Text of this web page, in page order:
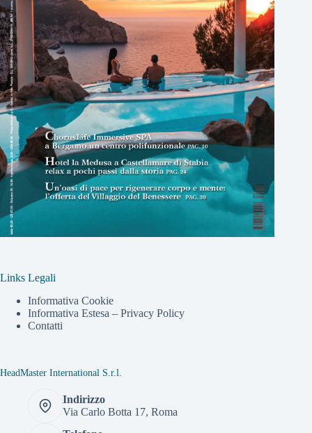
Links Legali
Informativa Cookie
Informativa Estesa – Privacy Policy
Contatti
HeadMaster International S.r.l.
Indirizzo
Via Carlo Botta 17, Roma